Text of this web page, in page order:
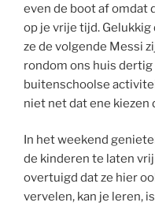
even de boot af omdat
op je vrije tijd.
ze de volgende Messi
rondom ons huis
buitenschoolse
niet net dat ene kiezen
In het weekend
de kinderen te laten
overtuigd dat ze hier
vervelen, kan je leren,